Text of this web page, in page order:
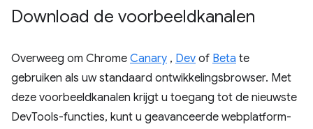
Download de voorbeeldkanalen
Overweeg om Chrome Canary , Dev of Beta te
gebruiken als uw standaard ontwikkelingsbrowser. Met
deze voorbeeldkanalen krijgt u toegang tot de nieuwste
DevTools-functies, kunt u geavanceerde webplatform-